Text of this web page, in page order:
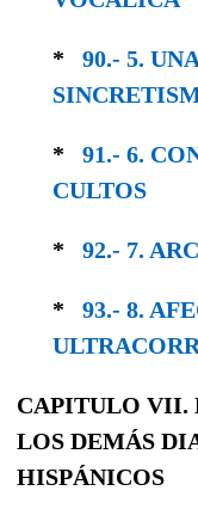
* 90.- 5.
* 91.- 6.
CULTOS
* 92.- 7.
* 93.- 8.
CAPITULO VII.
LOS DEMÁS
HISPÁNICOS